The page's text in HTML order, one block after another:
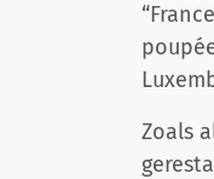
Zoals